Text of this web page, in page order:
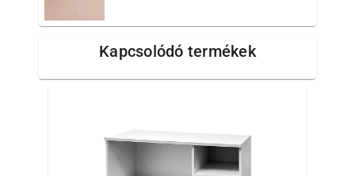
Kapcsolódó termékek